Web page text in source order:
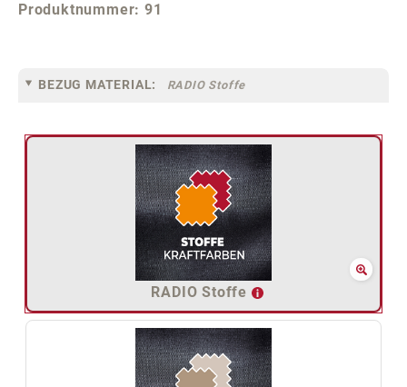
Produktnummer:91
BEZUG MATERIAL: RADIO Stoffe
RADIO Stoffe